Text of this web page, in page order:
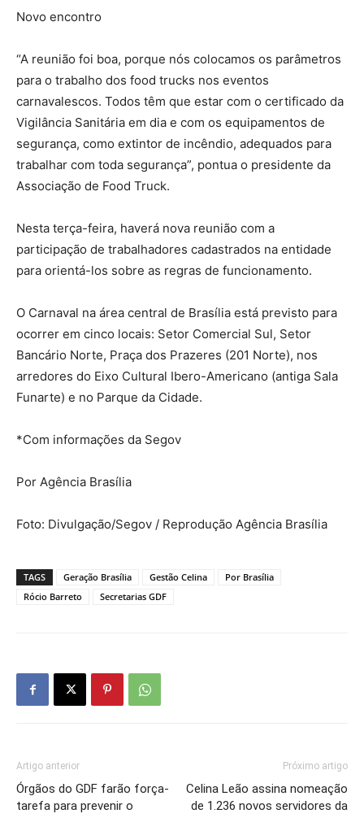
Novo encontro
“A reunião foi boa, porque nós colocamos os parâmetros
para o trabalho dos food trucks nos eventos
carnavalescos. Todos têm que estar com o certificado da
Vigilância Sanitária em dia e com os equipamentos de
segurança, como extintor de incêndio, adequados para
trabalhar com toda segurança”, pontua o presidente da
Associação de Food Truck.
Nesta terça-feira, haverá nova reunião com a
participação de trabalhadores cadastrados na entidade
para orientá-los sobre as regras de funcionamento.
O Carnaval na área central de Brasília está previsto para
ocorrer em cinco locais: Setor Comercial Sul, Setor
Bancário Norte, Praça dos Prazeres (201 Norte), nos
arredores do Eixo Cultural Ibero-Americano (antiga Sala
Funarte) e no Parque da Cidade.
*Com informações da Segov
Por Agência Brasília
Foto: Divulgação/Segov / Reprodução Agência Brasília
TAGS Geração Brasília Gestão Celina
Por Brasília
Rócio Barreto
Secretarias GDF
Artigo anterior
Órgãos do GDF farão força-
tarefa para prevenir o
Próximo artigo
Celina Leão assina nomeação
de 1.236 novos servidores da